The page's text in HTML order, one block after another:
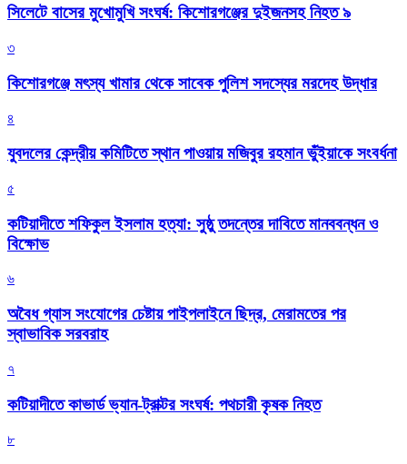
সিলেটে বাসের মুখোমুখি সংঘর্ষ: কিশোরগঞ্জের দুইজনসহ নিহত ৯
৩
কিশোরগঞ্জে মৎস্য খামার থেকে সাবেক পুলিশ সদস্যের মরদেহ উদ্ধার
৪
যুবদলের কেন্দ্রীয় কমিটিতে স্থান পাওয়ায় মজিবুর রহমান ভুঁইয়াকে সংবর্ধনা
৫
কটিয়াদীতে শফিকুল ইসলাম হত্যা: সুষ্ঠু তদন্তের দাবিতে মানববন্ধন ও
বিক্ষোভ
৬
অবৈধ গ্যাস সংযোগের চেষ্টায় পাইপলাইনে ছিদ্র, মেরামতের পর
স্বাভাবিক সরবরাহ
৭
কটিয়াদীতে কাভার্ড ভ্যান-ট্রাক্টর সংঘর্ষ: পথচারী কৃষক নিহত
৮